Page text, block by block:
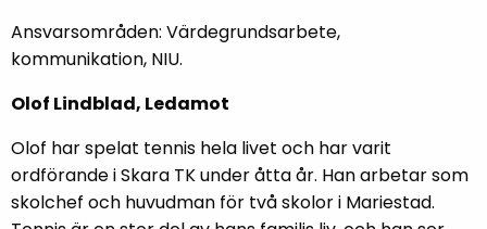
Ansvarsområden: Värdegrundsarbete,
kommunikation, NIU.
Olof Lindblad, Ledamot
Olof har spelat tennis hela livet och har varit
ordförande i Skara TK under åtta år. Han arbetar som
skolchef och huvudman för två skolor i Mariestad.